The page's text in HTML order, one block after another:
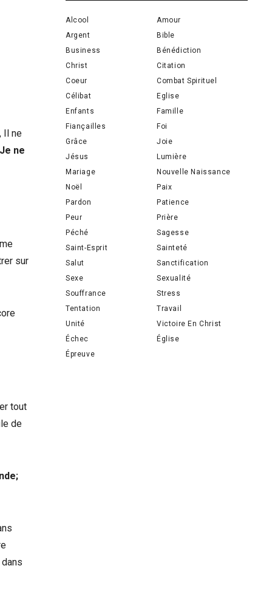
Il ne
ne
sur
tout
de
Alcool
Amour
Argent
Bible
Business
Bénédiction
Christ
Citation
Coeur
Combat Spirituel
Célibat
Eglise
Enfants
Famille
Fiançailles
Foi
Grâce
Joie
Jésus
Lumière
Mariage
Nouvelle Naissance
Noël
Paix
Pardon
Patience
Peur
Prière
Péché
Sagesse
Saint-Esprit
Sainteté
Salut
Sanctification
Sexe
Sexualité
Souffrance
Stress
Tentation
Travail
Unité
Victoire En Christ
Échec
Église
Épreuve